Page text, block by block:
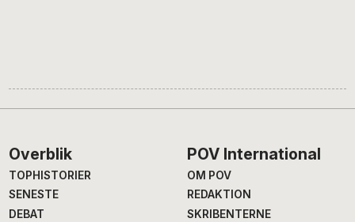
Footer
Overblik
TOPHISTORIER
SENESTE
DEBAT
POV International
OM POV
REDAKTION
SKRIBENTERNE